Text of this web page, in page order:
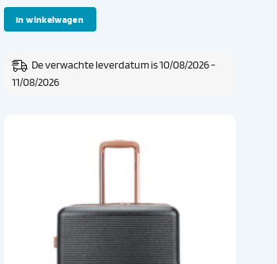
In winkelwagen
De verwachte leverdatum is 10/08/2026 -
11/08/2026